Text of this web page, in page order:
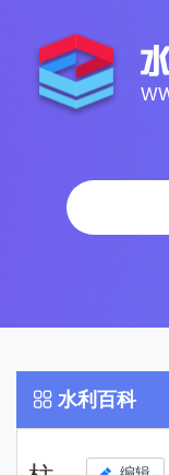
水利百科